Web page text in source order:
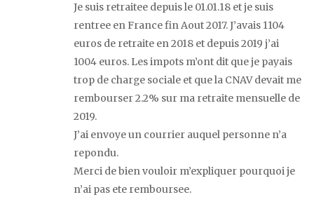
Je suis retraitee depuis le 01.01.18 et je suis
rentree en France fin Aout 2017. J’avais 1104
euros de retraite en 2018 et depuis 2019 j’ai
1004 euros. Les impots m’ont dit que je payais
trop de charge sociale et que la CNAV devait me
rembourser 2.2% sur ma retraite mensuelle de
2019.
J’ai envoye un courrier auquel personne n’a
repondu.
Merci de bien vouloir m’expliquer pourquoi je
n’ai pas ete remboursee.